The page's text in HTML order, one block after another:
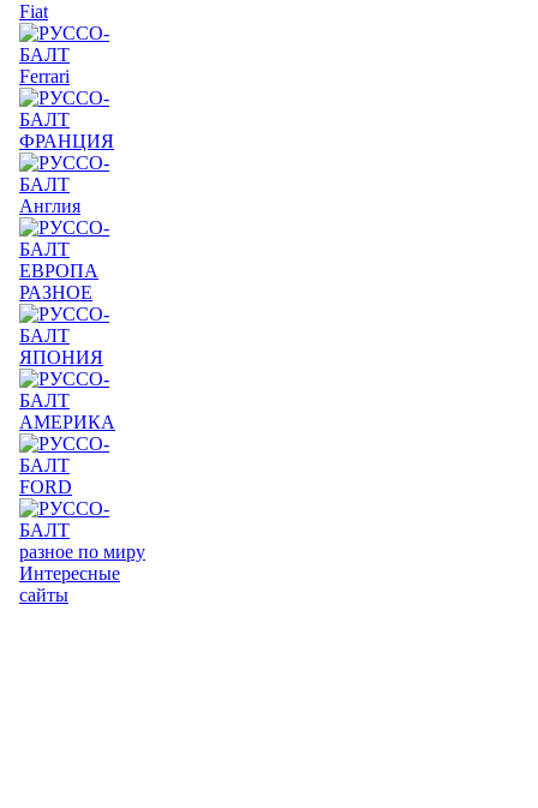
Fiat
Ferrari
ФРАНЦИЯ
Англия
ЕВРОПА
РАЗНОЕ
ЯПОНИЯ
АМЕРИКА
FORD
разное по миру
Интересные
сайты